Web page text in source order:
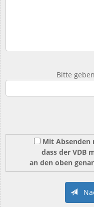
Bitte
Mit Absenden
dass der VDB
an den oben